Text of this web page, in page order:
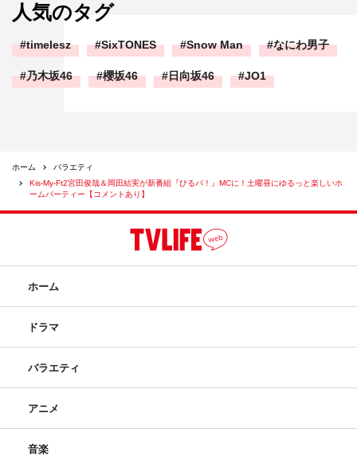
人気のタグ
timelesz SixTONES Snow Man なにわ男子
乃木坂46 櫻坂46 日向坂46 JO1
ホーム
バラエティ
Kis-My-Ft2宮田俊哉＆岡田結実が新番組『ひるパ！』MCに！土曜昼にゆるっと楽しいホ
ームパーティー【コメントあり】
ホーム
ドラマ
バラエティ
アニメ
音楽